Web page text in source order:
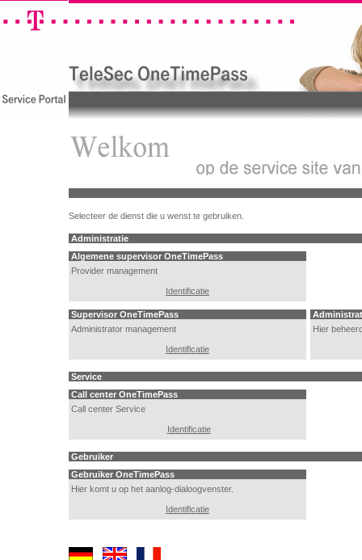
Selecteer de dienst die u wenst te gebruiken.
Administratie
Algemene supervisor OneTimePass
Provider management
Identificatie
Supervisor OneTimePass
Administrator management
Hier
Identificatie
Service
Call center OneTimePass
Call center Service
Identificatie
Gebruiker
Gebruiker OneTimePass
Hier komt u op het aanlog-dialoogvenster.
Identificatie